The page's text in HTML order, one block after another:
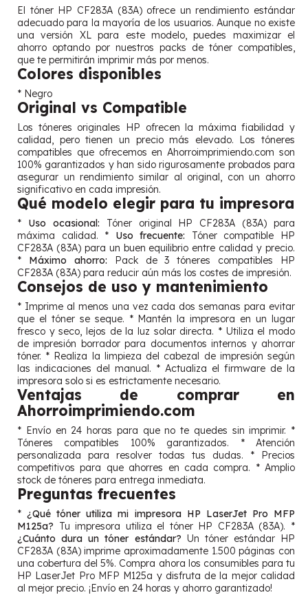
El tóner HP CF283A (83A) ofrece un rendimiento estándar
adecuado para la mayoría de los usuarios. Aunque no existe
una versión XL para este modelo, puedes maximizar el
ahorro optando por nuestros packs de tóner compatibles,
que te permitirán imprimir más por menos.
Colores disponibles
* Negro
Original vs Compatible
Los tóneres originales HP ofrecen la máxima fiabilidad y
calidad, pero tienen un precio más elevado. Los tóneres
compatibles que ofrecemos en Ahorroimprimiendo.com son
100% garantizados y han sido rigurosamente probados para
asegurar un rendimiento similar al original, con un ahorro
significativo en cada impresión.
Qué modelo elegir para tu impresora
* Uso ocasional: Tóner original HP CF283A (83A) para
máxima calidad. * Uso frecuente: Tóner compatible HP
CF283A (83A) para un buen equilibrio entre calidad y precio.
* Máximo ahorro: Pack de 3 tóneres compatibles HP
CF283A (83A) para reducir aún más los costes de impresión.
Consejos de uso y mantenimiento
* Imprime al menos una vez cada dos semanas para evitar
que el tóner se seque. * Mantén la impresora en un lugar
fresco y seco, lejos de la luz solar directa. * Utiliza el modo
de impresión borrador para documentos internos y ahorrar
tóner. * Realiza la limpieza del cabezal de impresión según
las indicaciones del manual. * Actualiza el firmware de la
impresora solo si es estrictamente necesario.
Ventajas de comprar en
Ahorroimprimiendo.com
* Envío en 24 horas para que no te quedes sin imprimir. *
Tóneres compatibles 100% garantizados. * Atención
personalizada para resolver todas tus dudas. * Precios
competitivos para que ahorres en cada compra. * Amplio
stock de tóneres para entrega inmediata.
Preguntas frecuentes
* ¿Qué tóner utiliza mi impresora HP LaserJet Pro MFP
M125a? Tu impresora utiliza el tóner HP CF283A (83A). *
¿Cuánto dura un tóner estándar? Un tóner estándar HP
CF283A (83A) imprime aproximadamente 1.500 páginas con
una cobertura del 5%. Compra ahora los consumibles para tu
HP LaserJet Pro MFP M125a y disfruta de la mejor calidad
al mejor precio. ¡Envío en 24 horas y ahorro garantizado!